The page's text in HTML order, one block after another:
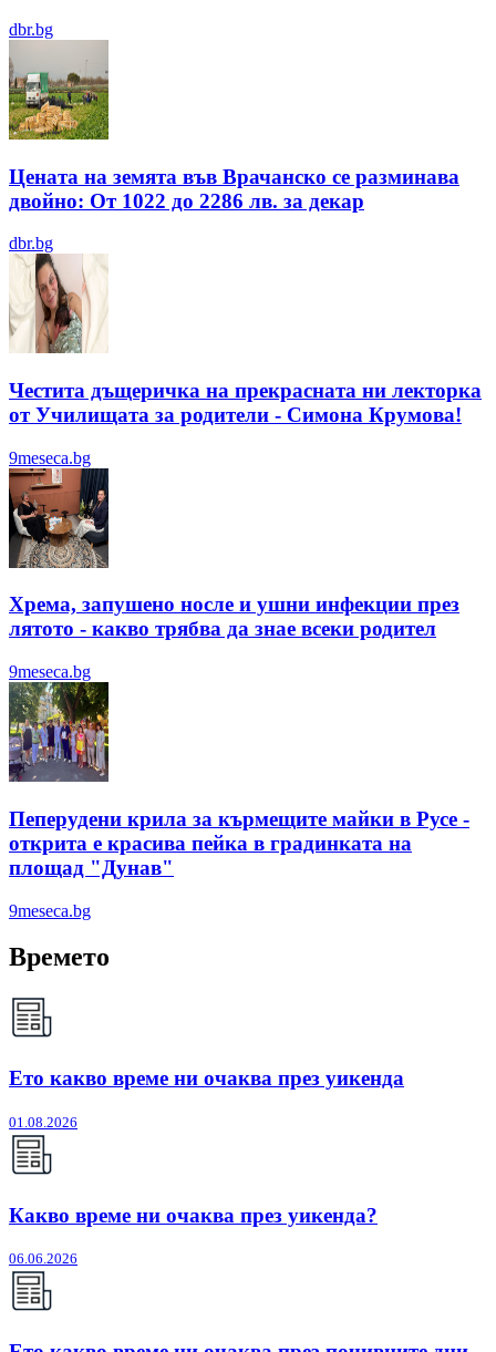
dbr.bg
Цената на земята във Врачанско се разминава
двойно: От 1022 до 2286 лв. за декар
dbr.bg
Честита дъщеричка на прекрасната ни лекторка
от Училищата за родители - Симона Крумова!
9meseca.bg
Хрема, запушено носле и ушни инфекции през
лятотo - какво трябва да знае всеки родител
9meseca.bg
Пеперудени крила за кърмещите майки в Русе -
открита е красива пейка в градинката на
площад "Дунав"
9meseca.bg
Времето
Ето какво време ни очаква през уикенда
01.08.2026
Какво време ни очаква през уикенда?
06.06.2026